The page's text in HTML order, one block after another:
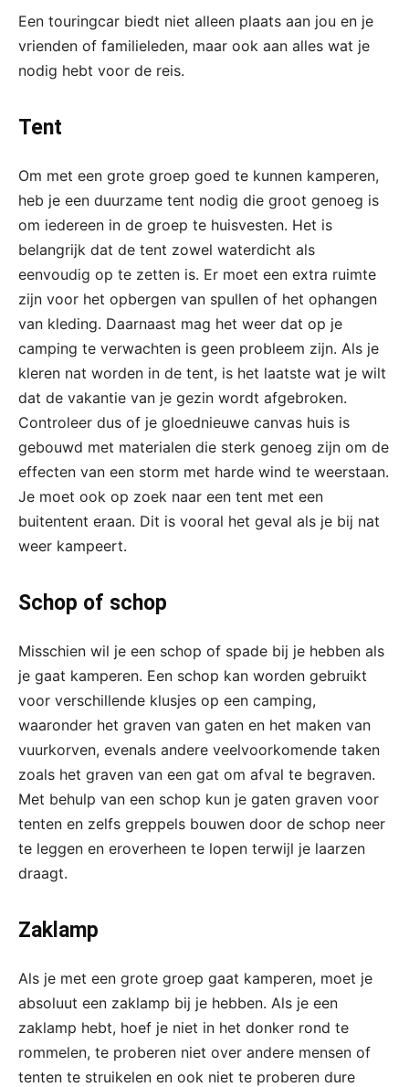
Een touringcar biedt niet alleen plaats aan jou en je
vrienden of familieleden, maar ook aan alles wat je
nodig hebt voor de reis.
Tent
Om met een grote groep goed te kunnen kamperen,
heb je een duurzame tent nodig die groot genoeg is
om iedereen in de groep te huisvesten. Het is
belangrijk dat de tent zowel waterdicht als
eenvoudig op te zetten is. Er moet een extra ruimte
zijn voor het opbergen van spullen of het ophangen
van kleding. Daarnaast mag het weer dat op je
camping te verwachten is geen probleem zijn. Als je
kleren nat worden in de tent, is het laatste wat je wilt
dat de vakantie van je gezin wordt afgebroken.
Controleer dus of je gloednieuwe canvas huis is
gebouwd met materialen die sterk genoeg zijn om de
effecten van een storm met harde wind te weerstaan.
Je moet ook op zoek naar een tent met een
buitentent eraan. Dit is vooral het geval als je bij nat
weer kampeert.
Schop of schop
Misschien wil je een schop of spade bij je hebben als
je gaat kamperen. Een schop kan worden gebruikt
voor verschillende klusjes op een camping,
waaronder het graven van gaten en het maken van
vuurkorven, evenals andere veelvoorkomende taken
zoals het graven van een gat om afval te begraven.
Met behulp van een schop kun je gaten graven voor
tenten en zelfs greppels bouwen door de schop neer
te leggen en eroverheen te lopen terwijl je laarzen
draagt.
Zaklamp
Als je met een grote groep gaat kamperen, moet je
absoluut een zaklamp bij je hebben. Als je een
zaklamp hebt, hoef je niet in het donker rond te
rommelen, te proberen niet over andere mensen of
tenten te struikelen en ook niet te proberen dure